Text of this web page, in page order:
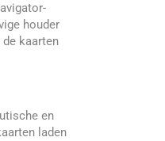
houder
kaarten
en
laden